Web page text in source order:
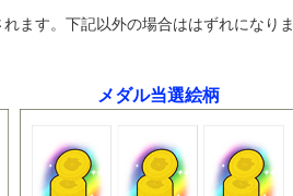
ます。下記以外の場合ははずれになりま
メダル当選絵柄